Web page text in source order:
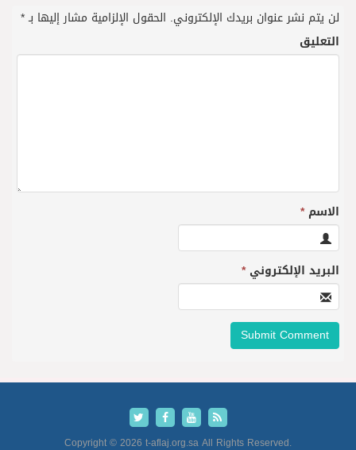
لن يتم نشر عنوان بريدك الإلكتروني. الحقول الإلزامية مشار إليها بـ*
التعليق
الاسم*
البريد الإلكتروني*
Copyright © 2026 t-aflaj.org.sa All Rights Reserved.